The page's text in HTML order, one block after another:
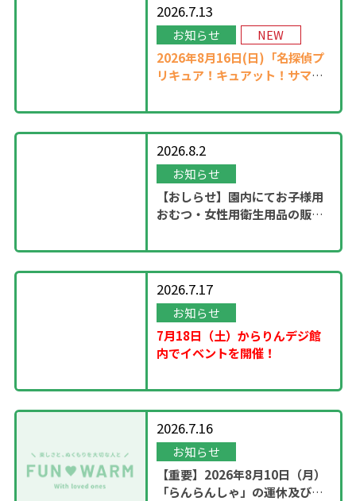
2026.7.13
お知らせ NEW
2026年8月16日(日)「名探偵プ
リキュア！キュアット！サマー
2026.8.2
お知らせ
【おしらせ】園内にてお子様用
おむつ・女性用衛生用品の販売
2026.7.17
お知らせ
7月18日（土）からりんデジ館
内でイベントを開催！
2026.7.16
お知らせ
【重要】2026年8月10日（月）
「らんらんしゃ」の運休及び園